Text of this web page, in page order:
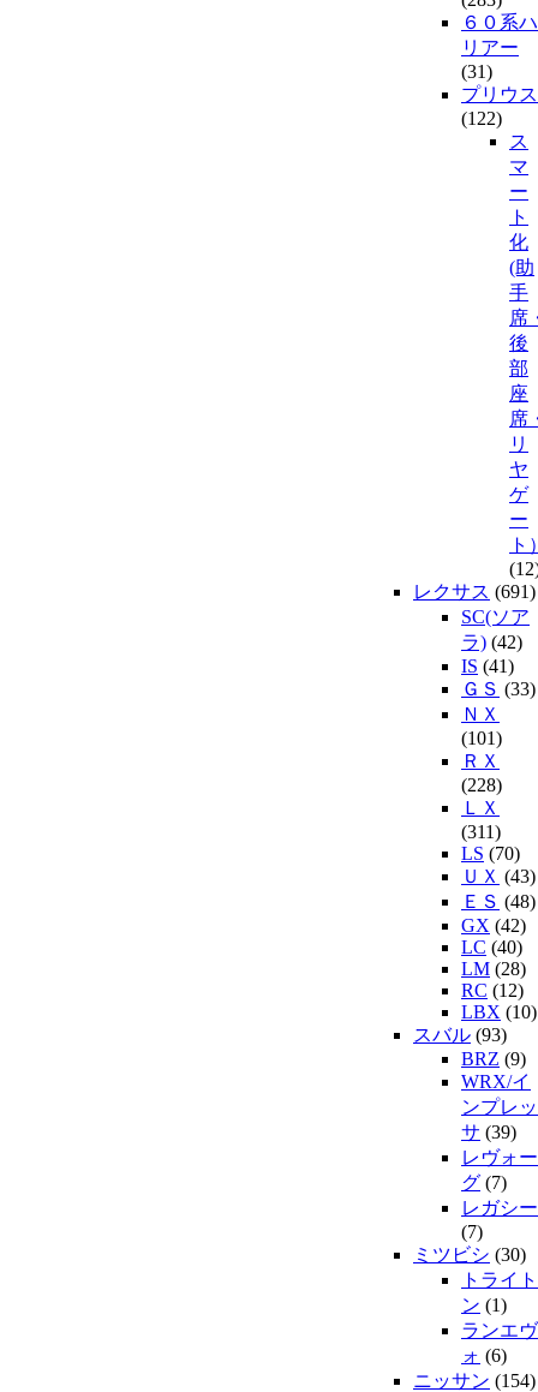
６０系ハ
リアー
(31)
プリウス
(122)
ス
マ
ー
ト
化
(助
手
席
後
部
座
席
リ
ヤ
ゲ
ー
ト
レクサス (691)
SC(ソア
ラ) (42)
IS (41)
ＧＳ (33)
ＮＸ
(101)
ＲＸ
(228)
ＬＸ
(311)
LS (70)
ＵＸ (43)
ＥＳ (48)
GX (42)
LC (40)
LM (28)
RC (12)
LBX (10)
スバル (93)
BRZ (9)
WRX/イ
ンプレッ
サ (39)
レヴォー
グ (7)
レガシー
(7)
ミツビシ (30)
トライト
ン (1)
ランエヴ
ォ (6)
ニッサン (154)